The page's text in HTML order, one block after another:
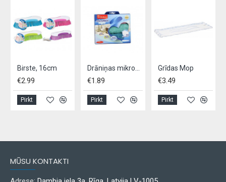
Birste, 16cm
€2.99
Pirkt
€1.89
Pirkt
Grīdas Mop
€3.49
Pirkt
MŪSU KONTAKTI